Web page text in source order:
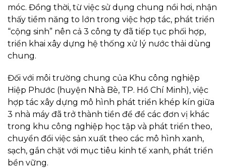
móc. Đồng thời, từ việc sử dụng chung nồi hơi, nhận
thấy tiềm năng to lớn trong việc hợp tác, phát triển
“cộng sinh” nên cả 3 công ty đã tiếp tục phối hợp,
triển khai xây dựng hệ thống xử lý nước thải dùng
chung.
Đối với môi trường chung của Khu công nghiệp
Hiệp Phước (huyện Nhà Bè, TP. Hồ Chí Minh), việc
hợp tác xây dựng mô hình phát triển khép kín giữa
3 nhà máy đã trở thành tiền để để các đơn vị khác
trong khu công nghiệp học tập và phát triển theo,
chuyển đổi việc sản xuất theo các mô hình xanh,
sạch, gắn chặt với mục tiêu kinh tế xanh, phát triển
bền vững.